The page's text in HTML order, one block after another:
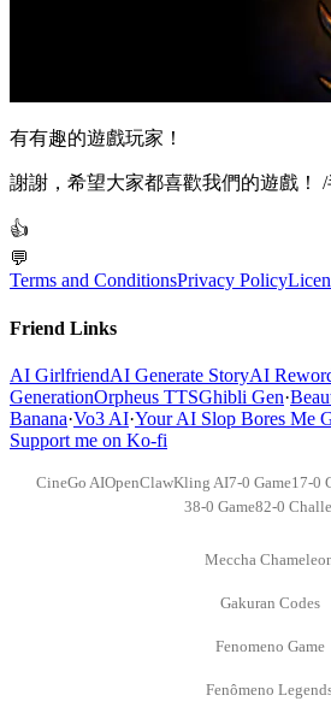
有有趣的遊戲玩家！
謝謝，希望大家都喜歡我們的遊戲！
👍
💬
Terms and ConditionsPrivacy Policy
Friend Links
AI GirlfriendAI Generate StoryAI
GenerationOrpheus TTSGhibli Gen·
Banana·Vo3 AI·Your AI Slop Bores Me
Support me on Ko-fi
CineGo AIOpenClawKling AI7-0 Game17-0
38-0 Game82-0
Meccha
Gakuran Codes
Fenomeno Game
Fenômeno